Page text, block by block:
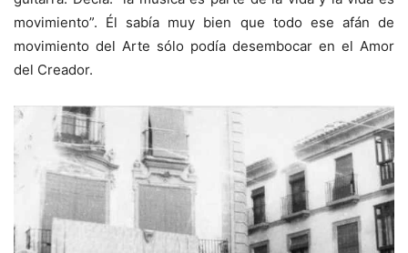
movimiento”. Él sabía muy bien que todo ese afán de
movimiento del Arte sólo podía desembocar en el Amor
del Creador.